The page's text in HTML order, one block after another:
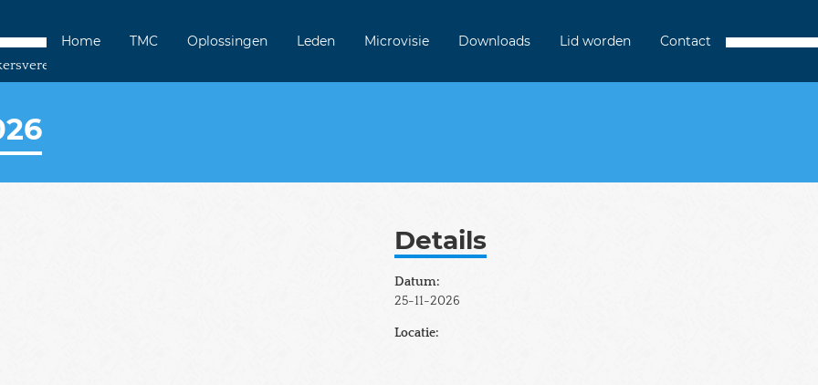
Home TMC Oplossingen Leden Microvisie Downloads Lid worden Contact
Details
Datum:
25-11-2026
Locatie: